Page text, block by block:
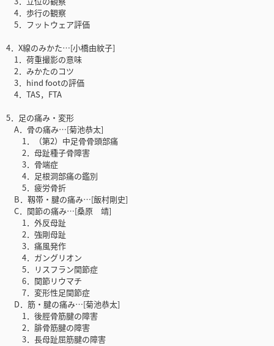
4．歩行の観察
5．フットウェア評価
4．X線のみかた…[小橋由紋子]
1．荷重撮影の意味
2．みかたのコツ
3．hind footの評価
4．TAS，FTA
5．足の痛み・変形
A．骨の痛み…[菊池恭太]
1．（第2）中足骨骨頭部痛
2．母趾種子骨障害
3．骨端症
4．足根洞部痛の鑑別
5．疲労骨折
B．靱帯・腱の痛み…[飯村剛史]
C．関節の痛み…[桑原 靖]
1．外反母趾
2．強剛母趾
3．痛風発作
4．ガングリオン
5．リスフラン関節症
6．関節リウマチ
7．変形性足関節症
D．筋・腱の痛み…[菊池恭太]
1．後脛骨筋腱の障害
2．腓骨筋腱の障害
3．長母趾屈筋腱の障害